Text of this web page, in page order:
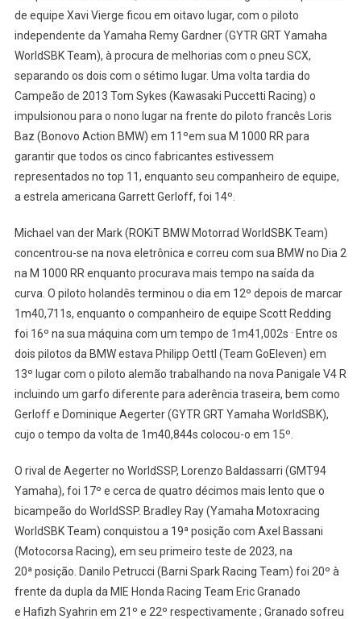
de equipe Xavi Vierge ficou em oitavo lugar, com o piloto
independente da Yamaha Remy Gardner (GYTR GRT Yamaha
WorldSBK Team), à procura de melhorias com o pneu SCX,
separando os dois com o sétimo lugar. Uma volta tardia do
Campeão de 2013 Tom Sykes (Kawasaki Puccetti Racing) o
impulsionou para o nono lugar na frente do piloto francês Loris
Baz (Bonovo Action BMW) em 11ºem sua M 1000 RR para
garantir que todos os cinco fabricantes estivessem
representados no top 11, enquanto seu companheiro de equipe,
a estrela americana Garrett Gerloff, foi 14º.
Michael van der Mark (ROKiT BMW Motorrad WorldSBK Team)
concentrou-se na nova eletrônica e correu com sua BMW no Dia 2
na M 1000 RR enquanto procurava mais tempo na saída da
curva. O piloto holandês terminou o dia em 12º depois de marcar
1m40,711s, enquanto o companheiro de equipe Scott Redding
foi 16º na sua máquina com um tempo de 1m41,002s . Entre os
dois pilotos da BMW estava Philipp Oettl (Team GoEleven) em
13º lugar com o piloto alemão trabalhando na nova Panigale V4 R
incluindo um garfo diferente para aderência traseira, bem como
Gerloff e Dominique Aegerter (GYTR GRT Yamaha WorldSBK),
cujo o tempo da volta de 1m40,844s colocou-o em 15º.
O rival de Aegerter no WorldSSP, Lorenzo Baldassarri (GMT94
Yamaha), foi 17º e cerca de quatro décimos mais lento que o
bicampeão do WorldSSP. Bradley Ray (Yamaha Motoxracing
WorldSBK Team) conquistou a 19ª posição com Axel Bassani
(Motocorsa Racing), em seu primeiro teste de 2023, na
20ª posição. Danilo Petrucci (Barni Spark Racing Team) foi 20º à
frente da dupla da MIE Honda Racing Team Eric Granado
e Hafizh Syahrin em 21º e 22º respectivamente ; Granado sofreu